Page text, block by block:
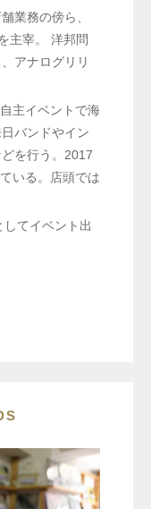
業務の傍ら、
主宰。 洋邦問
アナログリリ
主イベントで海
バンドやイン
を行う。2017
いる。店頭では
てイベント出